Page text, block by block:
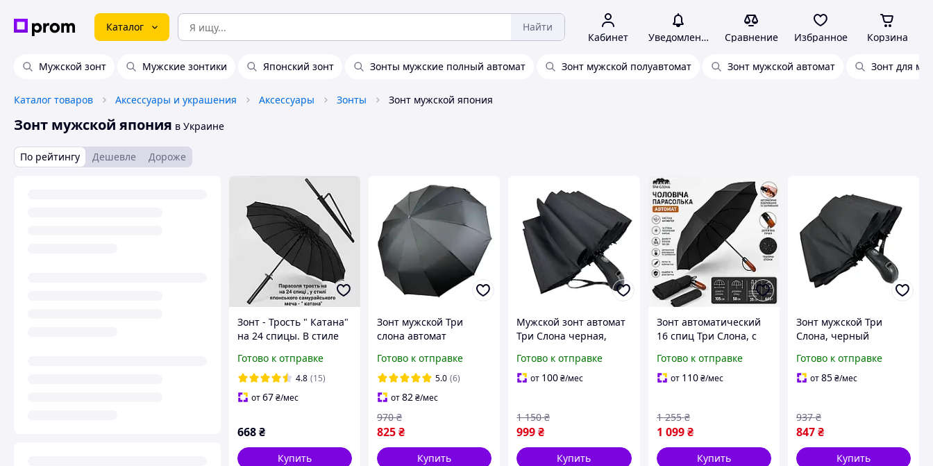
Каталог Найти
Кабинет Уведомления Сравнение Избранное Корзина
Мужской зонт Мужские зонтики Японский зонт Зонты мужские полный автомат Зонт мужской полуавтомат Зонт мужской автомат Зонт для
Каталог товаров Аксессуары и украшения Аксессуары Зонты Зонт мужской япония
Зонт мужской япония в Украине
По рейтингу Дешевле Дороже
Зонт - Трость " Катана"
на 24 спицы. В стиле
самурайського меча",
бренд - Frei Regen
Готово к отправке
4.8 (15)
от67₴/мес
668₴
Купить
Зонт мужской Три
слона автомат
Готово к отправке
5.0 (6)
от82₴/мес
825₴
970 ₴
Купить
Мужской зонт автомат
Три Слона черная,
16+5+3, Антиветер,
японский складной
Готово к отправке
от 100₴/мес
999₴
1 150 ₴
Купить
Зонт автоматический
16 спиц Три Слона, с
складной
Готово к отправке
от 110 ₴/мес
1 099 ₴
1 255 ₴
Купить
Зонт мужской Три
Слона, черный
автоматический, 12
спиц
Готово к отправке
от85₴/мес
847₴
937 ₴
Купить